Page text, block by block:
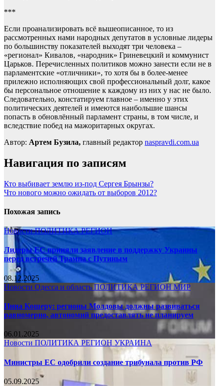
***
Если проанализировать всё вышеописанное, то из
рассмотренных нами народных депутатов в условные лидеры
по большинству показателей выходят три человека –
«регионал» Кивалов, «народник» Гриневецкий и коммунист
Царьков. Перечисленных политиков можно занести если не в
парламентские «отличники», то хотя бы в более-менее
прилежно исполняющих свой профессиональный долг, какое
бы персональное отношение к каждому из них у нас не было.
Следовательно, констатируем главное – именно у этих
политических деятелей и имеются наибольшие шансы
попасть в обновлённый парламент страны, в том числе, и
вследствие побед на мажоритарных округах.
Автор: Артем Бузила, главный редактор naspravdi.com.ua
Навигация по записям
Кто выбивает землю из-под Сергея Брынзы?
Что нового можно ожидать от выборов 2012?
Похожая запись
НовостиПОЛИТИКАРЕГИОН
Лидеры ЕС приняли заявление в поддержку Украины
перед встречей Трампа с Путиным
08.12.2025
Новости Одесса и область ПОЛИТИКАРЕГИОНМИР
Инна Кошеру: регионы Молдовы должны развиваться
равномерно, автономий предоставлять не планируем
06.01.2025
Новости ПОЛИТИКА РЕГИОН УКРАИНА
Министры ЕС одобрили создание трибунала против РФ
05.09.2025